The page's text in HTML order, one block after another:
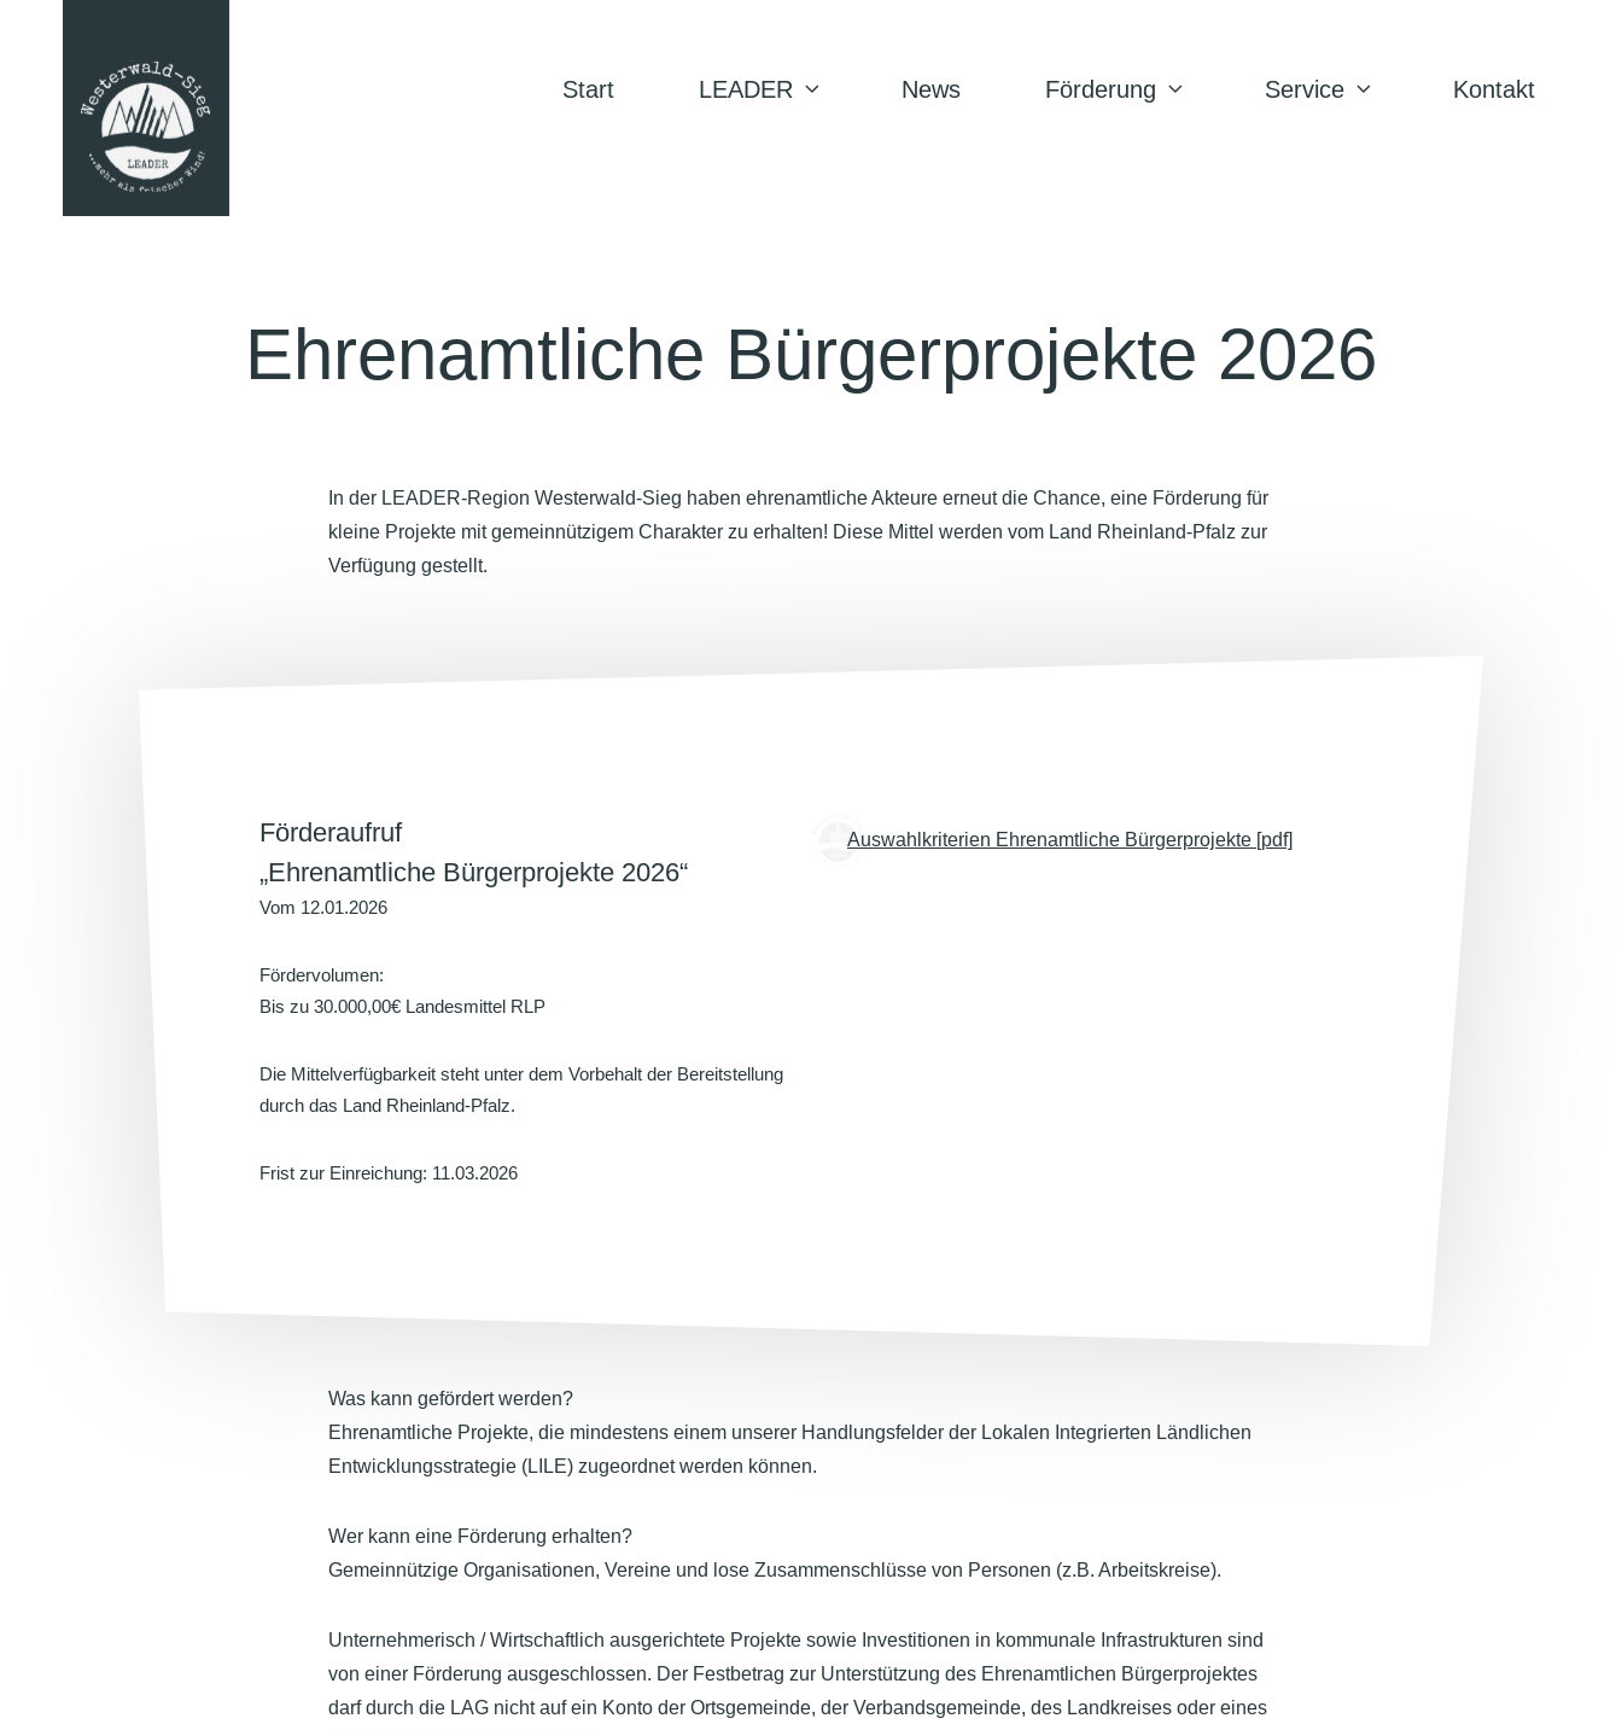
Start LEADER News Förderung Service Kontakt
Ehrenamtliche Bürgerprojekte 2026
In der LEADER-Region Westerwald-Sieg haben ehrenamtliche Akteure erneut die Chance, eine Förderung für
kleine Projekte mit gemeinnützigem Charakter zu erhalten! Diese Mittel werden vom Land Rheinland-Pfalz zur
Verfügung gestellt.
Förderaufruf
„Ehrenamtliche Bürgerprojekte 2026“
Vom 12.01.2026
Fördervolumen:
Bis zu 30.000,00€ Landesmittel RLP
Die Mittelverfügbarkeit steht unter dem Vorbehalt der Bereitstellung
durch das Land Rheinland-Pfalz.
Frist zur Einreichung: 11.03.2026
Auswahlkriterien Ehrenamtliche Bürgerprojekte [pdf]
Was kann gefördert werden?
Ehrenamtliche Projekte, die mindestens einem unserer Handlungsfelder der Lokalen Integrierten Ländlichen
Entwicklungsstrategie (LILE) zugeordnet werden können.
Wer kann eine Förderung erhalten?
Gemeinnützige Organisationen, Vereine und lose Zusammenschlüsse von Personen (z.B. Arbeitskreise).
Unternehmerisch / Wirtschaftlich ausgerichtete Projekte sowie Investitionen in kommunale Infrastrukturen sind
von einer Förderung ausgeschlossen. Der Festbetrag zur Unterstützung des Ehrenamtlichen Bürgerprojektes
darf durch die LAG nicht auf ein Konto der Ortsgemeinde, der Verbandsgemeinde, des Landkreises oder eines